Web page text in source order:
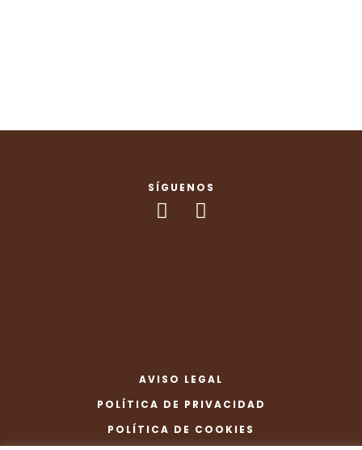
SÍGUENOS
AVISO LEGAL
POLÍTICA DE PRIVACIDAD
POLÍTICA DE COOKIES